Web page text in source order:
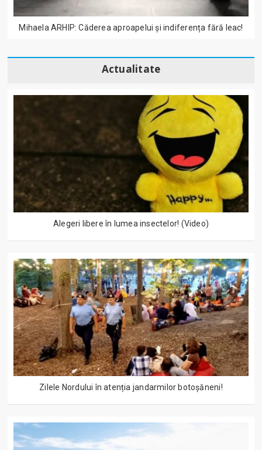
Mihaela ARHIP: Căderea aproapelui și indiferența fără leac!
Actualitate
Alegeri libere în lumea insectelor! (Video)
Zilele Nordului în atenția jandarmilor botoșăneni!